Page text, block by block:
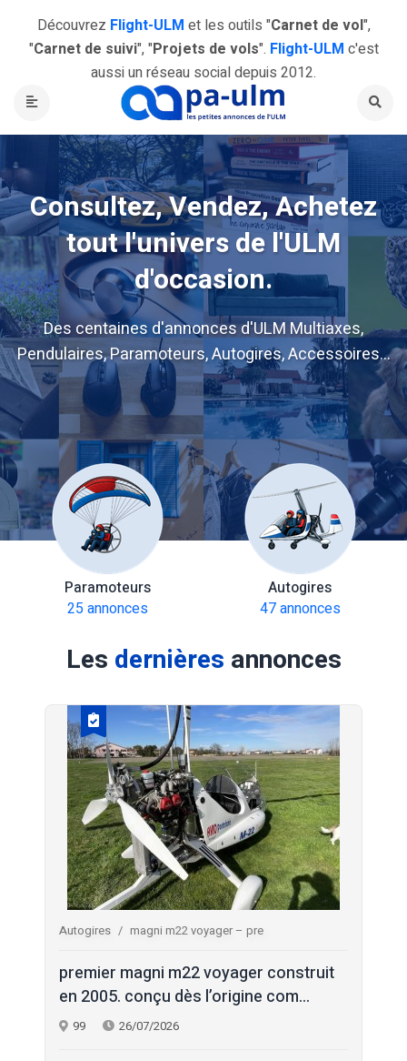
Découvrez Flight-ULM et les outils "Carnet de vol",
"Carnet de suivi", "Projets de vols". Flight-ULM c'est
aussi un réseau social depuis 2012.
Consultez, Vendez, Achetez
tout l'univers de l'ULM
d'occasion.
Des centaines d'annonces d'ULM Multiaxes,
Pendulaires, Paramoteurs, Autogires, Accessoires...
Paramoteurs
25 annonces
Autogires
47 annonces
Les dernières annonces
Autogires magni m22 voyager – pre
premier magni m22 voyager construit
en 2005. conçu dès l’origine com...
99 26/07/2026